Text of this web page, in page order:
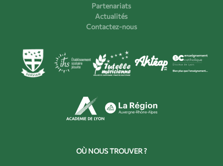
Partenariats
Actualités
Contactez-nous
OÙ NOUS TROUVER ?